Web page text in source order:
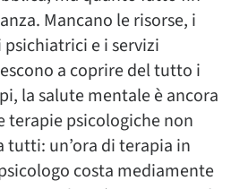
Mancano le risorse, i
e i servizi
a coprire del tutto i
la salute mentale è ancora
terapie psicologiche non
tutti: un’ora di terapia in
costa mediamente